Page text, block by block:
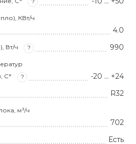
КВт/ч
4.0
Вт/ч ? 990
С°
? -20 … +24
R32
м³/ч
702
Есть